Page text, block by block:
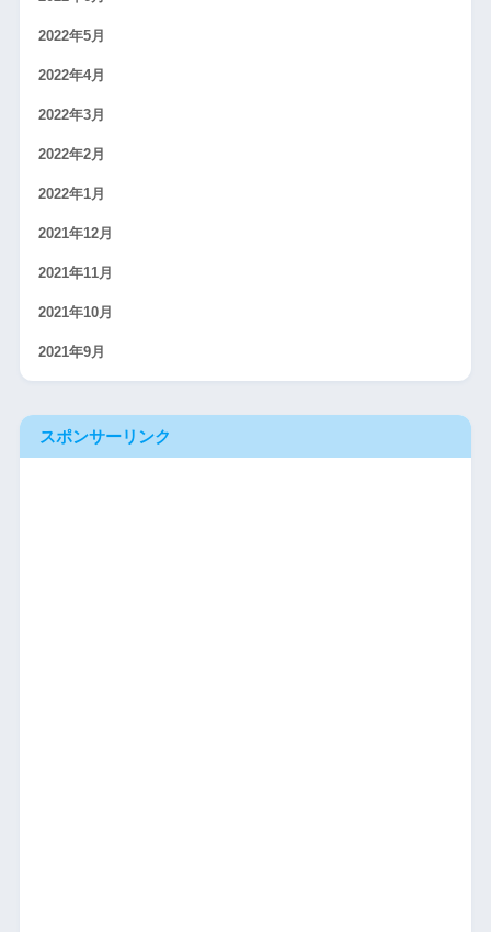
2022年5月
2022年4月
2022年3月
2022年2月
2022年1月
2021年12月
2021年11月
2021年10月
2021年9月
スポンサーリンク